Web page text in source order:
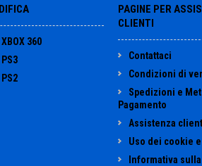
360
PAGINE PER
CLIENTI
Contattaci
Condizioni di
Spedizioni e
Pagamento
Assistenza
Uso dei cookie
Informativa